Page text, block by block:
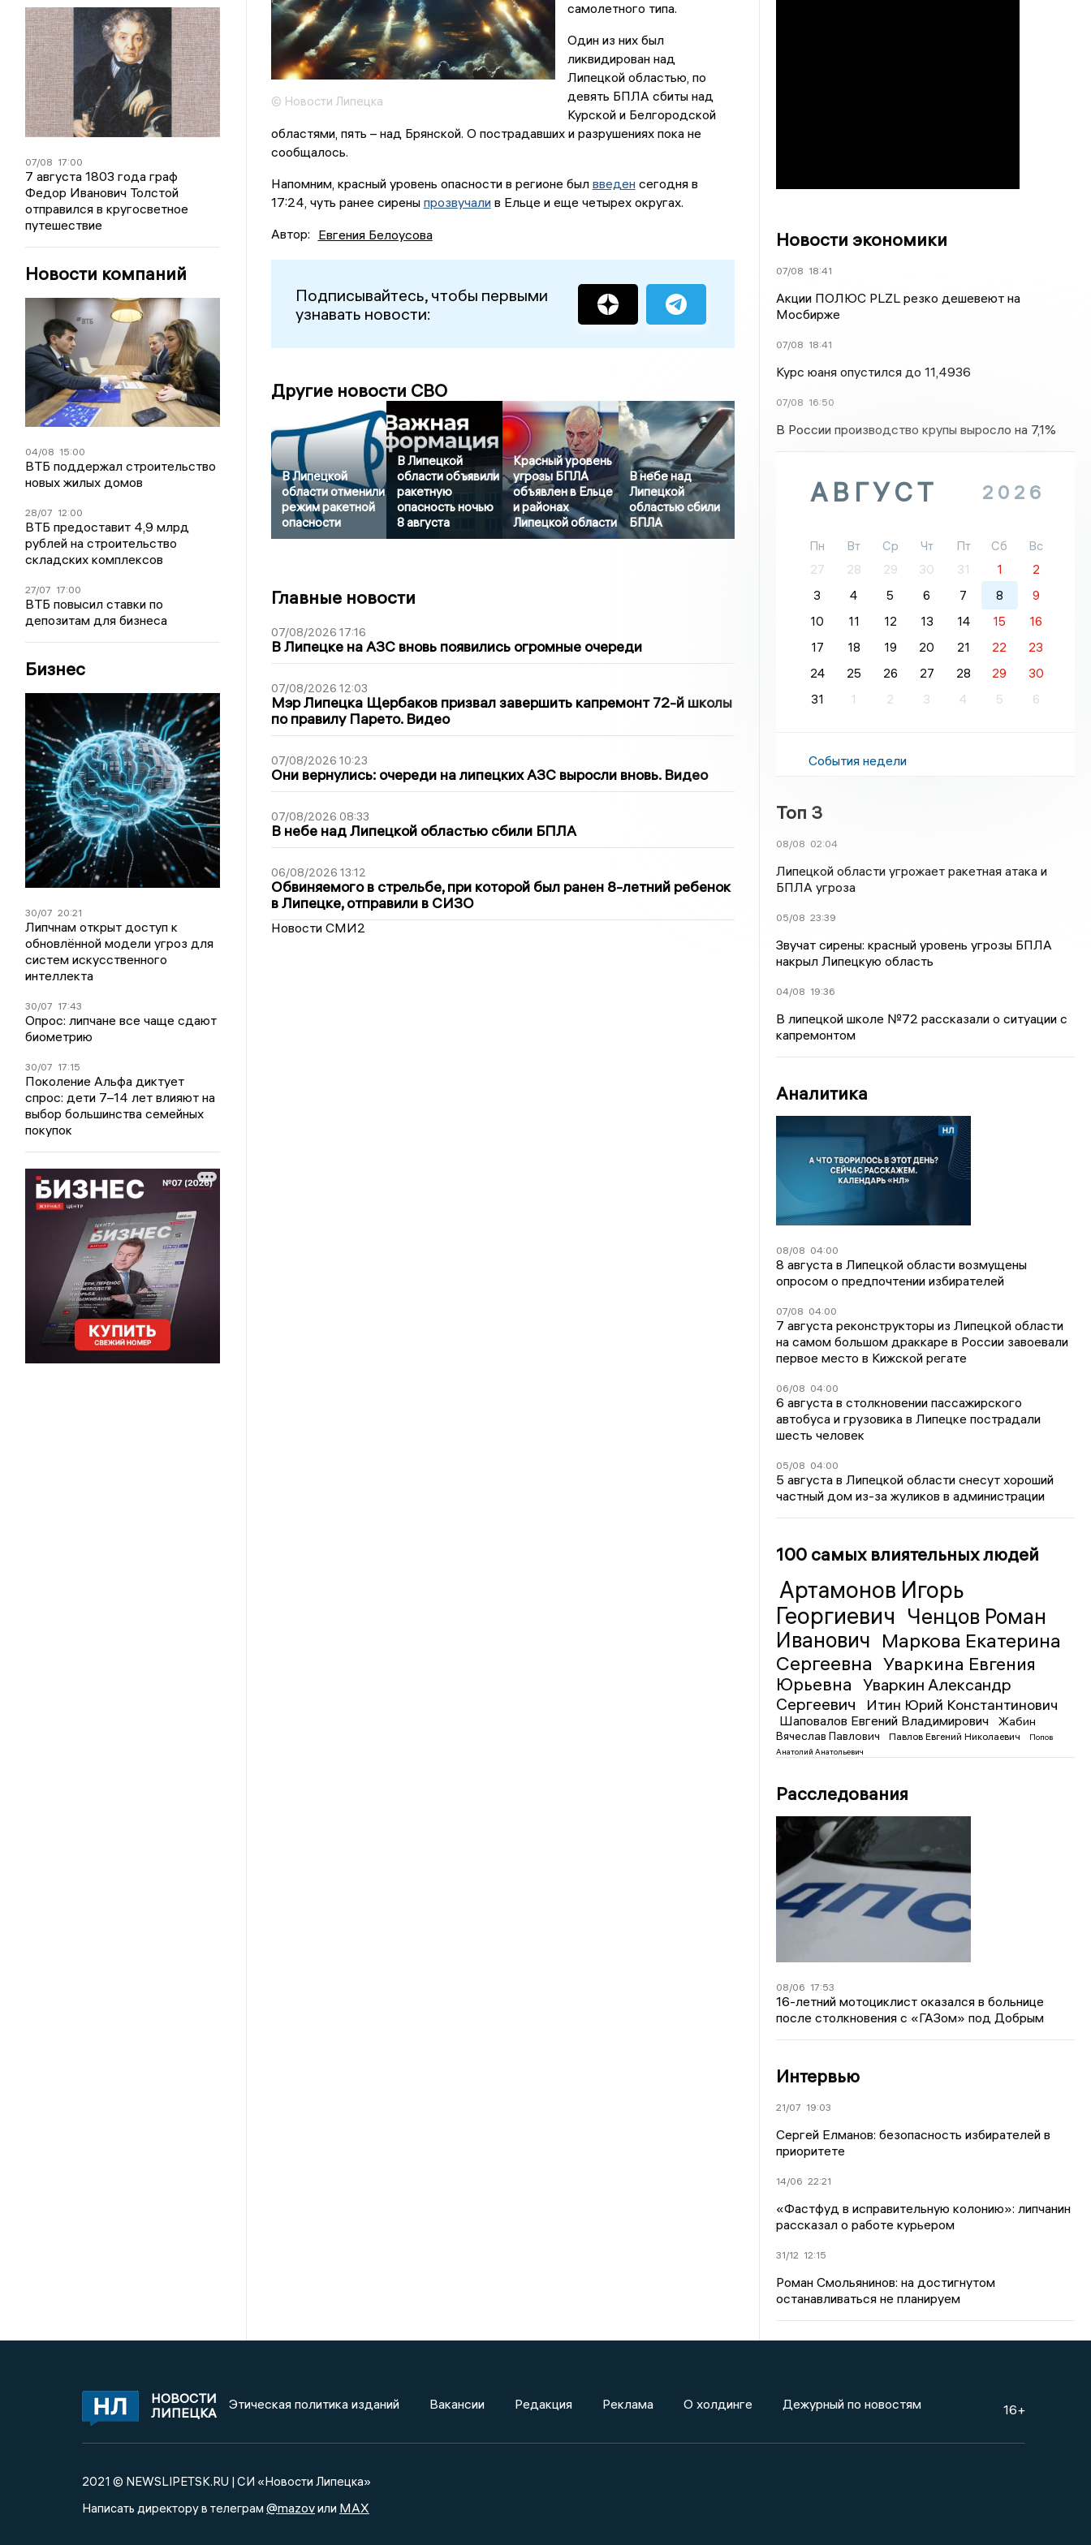
07/08 17:00
7 августа 1803 года граф
Федор Иванович Толстой
отправился в кругосветное
путешествие
Новости компаний
04/08 15:00
ВТБ поддержал строительство
новых жилых домов
28/07 12:00
ВТБ предоставит 4,9 млрд
рублей на строительство
складских комплексов
27/07 17:00
ВТБ повысил ставки по
депозитам для бизнеса
Бизнес
30/07 20:21
Липчнам открыт доступ к
обновлённой модели угроз для
систем искусственного
интеллекта
30/07 17:43
Опрос: липчане все чаще сдают
биометрию
30/07 17:15
Поколение Альфа диктует
спрос: дети 7–14 лет влияют на
выбор большинства семейных
покупок
© Новости Липецка
самолетного типа.
Один из них был
ликвидирован над
Липецкой областью, по
девять БПЛА сбиты над
Курской и Белгородской
областями, пять – над Брянской. О пострадавших и разрушениях пока не
сообщалось.
Напомним, красный уровень опасности в регионе был введенсегодня в
17:24, чуть ранее сирены прозвучалив Ельце и еще четырех округах.
Автор: Евгения Белоусова
Подписывайтесь, чтобы первыми
узнавать новости:
Другие новости СВО
В Липецкой
области отменили
режим ракетной
опасности
В Липецкой
области объявили
ракетную
опасность ночью
8 августа
Красный уровень
угрозы БПЛА
объявлен в Ельце
и районах
Липецкой области
В небе над
Липецкой
областью сбили
БПЛА
Главные новости
07/08/2026 17:16
В Липецке на АЗС вновь появились огромные очереди
07/08/2026 12:03
Мэр Липецка Щербаков призвал завершить капремонт 72-й школы
по правилу Парето. Видео
07/08/2026 10:23
Они вернулись: очереди на липецких АЗС выросли вновь. Видео
07/08/2026 08:33
В небе над Липецкой областью сбили БПЛА
06/08/2026 13:12
Обвиняемого в стрельбе, при которой был ранен 8-летний ребенок
в Липецке, отправили в СИЗО
Новости СМИ2
Новости экономики
07/08 18:41
Акции ПОЛЮС PLZL резко дешевеют на
Мосбирже
07/08 18:41
Курс юаня опустился до 11,4936
07/08 16:50
В России производство крупы выросло на 7,1%
АВГУСТ 2026
Пн Вт Ср Чт Пт Сб
Вс
27
28 29 30 31 1
2
3
4 5 6 7 8
9
10
11 12 13 14 15
16
17
18 19 20 21 22
23
24
25 26 27 28 29
30
31
1 2 3 4 5 6
События недели
Топ 3
08/08 02:04
Липецкой области угрожает ракетная атака и
БПЛА угроза
05/08 23:39
Звучат сирены: красный уровень угрозы БПЛА
накрыл Липецкую область
04/08 19:36
В липецкой школе №72 рассказали о ситуации с
капремонтом
Аналитика
08/08 04:00
8 августа в Липецкой области возмущены
опросом о предпочтении избирателей
07/08 04:00
7 августа реконструкторы из Липецкой области
на самом большом драккаре в России завоевали
первое место в Кижской регате
06/08 04:00
6 августа в столкновении пассажирского
автобуса и грузовика в Липецке пострадали
шесть человек
05/08 04:00
5 августа в Липецкой области снесут хороший
частный дом из-за жуликов в администрации
100 самых влиятельных людей
Артамонов Игорь
Георгиевич Ченцов Роман
Иванович Маркова Екатерина
Сергеевна Уваркина Евгения
Юрьевна
Уваркин Александр
Сергеевич
Итин Юрий Константинович
Шаповалов Евгений Владимирович
Жабин
Вячеслав Павлович
Павлов Евгений Николаевич
Попов
Анатолий Анатольевич
Расследования
08/06 17:53
16-летний мотоциклист оказался в больнице
после столкновения с «ГАЗом» под Добрым
Интервью
21/07 19:03
Сергей Елманов: безопасность избирателей в
приоритете
14/06 22:21
«Фастфуд в исправительную колонию»: липчанин
рассказал о работе курьером
31/12 12:15
Роман Смольянинов: на достигнутом
останавливаться не планируем
НОВОСТИ
ЛИПЕЦКА
Этическая политика изданий Вакансии Редакция Реклама О холдинге Дежурный по новостям 16+
2021 © NEWSLIPETSK.RU | СИ «Новости Липецка»
Написать директору в телеграм @mazovили MAX